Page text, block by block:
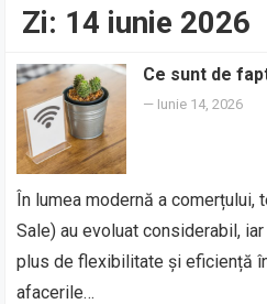
Zi: 14 iunie 2026
Ce sunt de
— Iunie 14, 2026
În lumea modernă a
Sale) au evoluat considerabil,
plus de flexibilitate și eficiență
afacerile…